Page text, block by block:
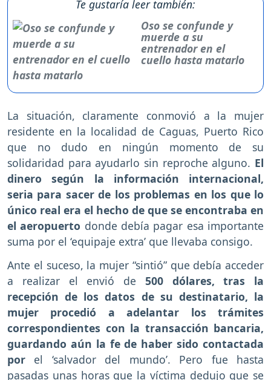
Te gustaría leer también:
Oso se confunde y
muerde a su
entrenador en el
cuello hasta matarlo
La situación, claramente conmovió a la mujer
residente en la localidad de Caguas, Puerto Rico
que no dudo en ningún momento de su
solidaridad para ayudarlo sin reproche alguno. El
dinero según la información internacional,
seria para sacer de los problemas en los que lo
único real era el hecho de que se encontraba en
el aeropuerto donde debía pagar esa importante
suma por el ‘equipaje extra’ que llevaba consigo.
Ante el suceso, la mujer “sintió” que debía acceder
a realizar el envió de 500 dólares, tras la
recepción de los datos de su destinatario, la
mujer procedió a adelantar los trámites
correspondientes con la transacción bancaria,
guardando aún la fe de haber sido contactada
por el ‘salvador del mundo’. Pero fue hasta
pasadas unas horas que la víctima dedujo que se